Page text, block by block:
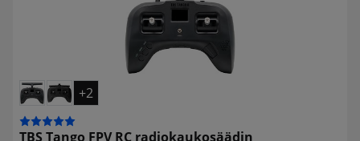
+2
TBS Tango FPV RC radiokaukosäädin